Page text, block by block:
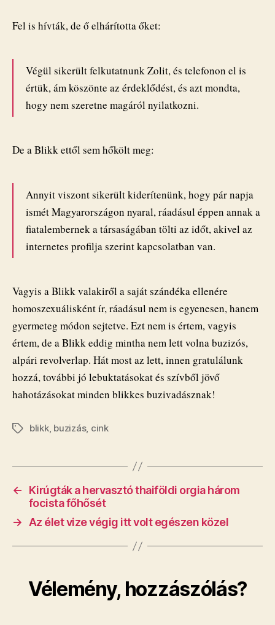
Fel is hívták, de ő elhárította őket:
Végül sikerült felkutatnunk Zolit, és telefonon el is
értük, ám köszönte az érdeklődést, és azt mondta,
hogy nem szeretne magáról nyilatkozni.
De a Blikk ettől sem hőkölt meg:
Annyit viszont sikerült kiderítenünk, hogy pár napja
ismét Magyarországon nyaral, ráadásul éppen annak a
fiatalembernek a társaságában tölti az időt, akivel az
internetes profilja szerint kapcsolatban van.
Vagyis a Blikk valakiről a saját szándéka ellenére
homoszexuálisként ír, ráadásul nem is egyenesen, hanem
gyermeteg módon sejtetve. Ezt nem is értem, vagyis
értem, de a Blikk eddig mintha nem lett volna buzizós,
alpári revolverlap. Hát most az lett, innen gratulálunk
hozzá, további jó lebuktatásokat és szívből jövő
hahotázásokat minden blikkes buzivadásznak!
Címkék
blikk, buzizás, cink
←
Kirúgták a hervasztó thaiföldi orgia három
focista főhősét
→
Az élet vize végig itt volt egészen közel
Vélemény, hozzászólás?